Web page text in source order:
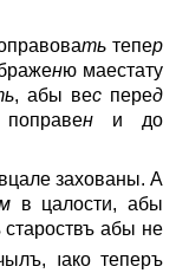
ть тепер
ню маестату
, абы весперед
ни до
захованы. А
в цалости, абы
абы не
ıaко теперъ